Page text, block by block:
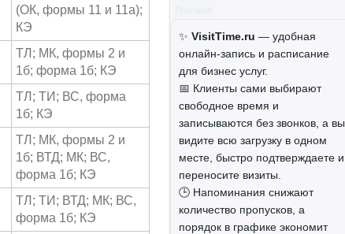
(ОК, формы 11 и 11a);
КЭ
ТЛ; МК, формы 2 и
1б; форма 1б; КЭ
ТЛ; ТИ; ВС, форма
1б; КЭ
ТЛ; МК, формы 2 и
1б; ВТД; МК; ВС,
форма 1б; КЭ
ТЛ; ТИ; ВТД; МК; ВС,
форма 1б; КЭ
✨ VisitTime.ru — удобная
онлайн-запись и расписание
для бизнес услуг.
📅 Клиенты сами выбирают
свободное время и
записываются без звонков, а вы
видите всю загрузку в одном
месте, быстро подтверждаете и
переносите визиты.
🕒 Напоминания снижают
количество пропусков, а
порядок в графике экономит